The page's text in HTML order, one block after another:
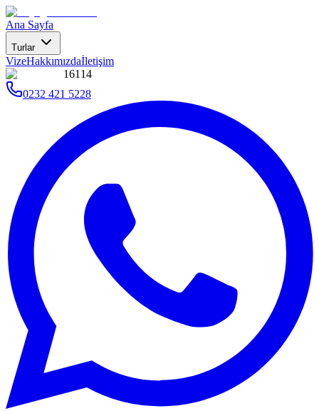
Ana Sayfa
Turlar
VizeHakkımızdaİletişim
16114
0232 421 5228